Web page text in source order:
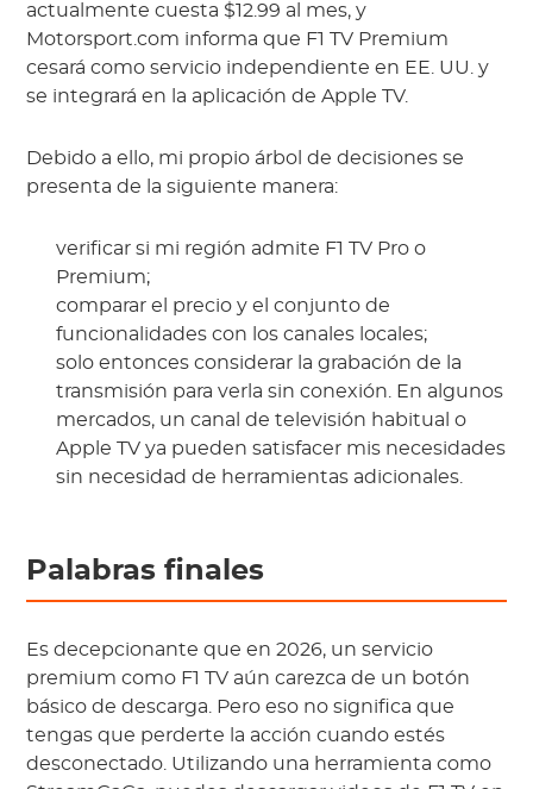
actualmente cuesta $12.99 al mes, y
Motorsport.com informa que F1 TV Premium
cesará como servicio independiente en EE. UU. y
se integrará en la aplicación de Apple TV.
Debido a ello, mi propio árbol de decisiones se
presenta de la siguiente manera:
verificar si mi región admite F1 TV Pro o
Premium;
comparar el precio y el conjunto de
funcionalidades con los canales locales;
solo entonces considerar la grabación de la
transmisión para verla sin conexión. En algunos
mercados, un canal de televisión habitual o
Apple TV ya pueden satisfacer mis necesidades
sin necesidad de herramientas adicionales.
Palabras finales
Es decepcionante que en 2026, un servicio
premium como F1 TV aún carezca de un botón
básico de descarga. Pero eso no significa que
tengas que perderte la acción cuando estés
desconectado. Utilizando una herramienta como